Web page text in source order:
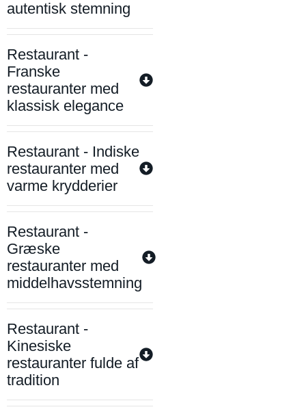
autentisk stemning
Restaurant -
Franske
restauranter med
klassisk elegance
Restaurant - Indiske
restauranter med
varme krydderier
Restaurant -
Græske
restauranter med
middelhavsstemning
Restaurant -
Kinesiske
restauranter fulde af
tradition